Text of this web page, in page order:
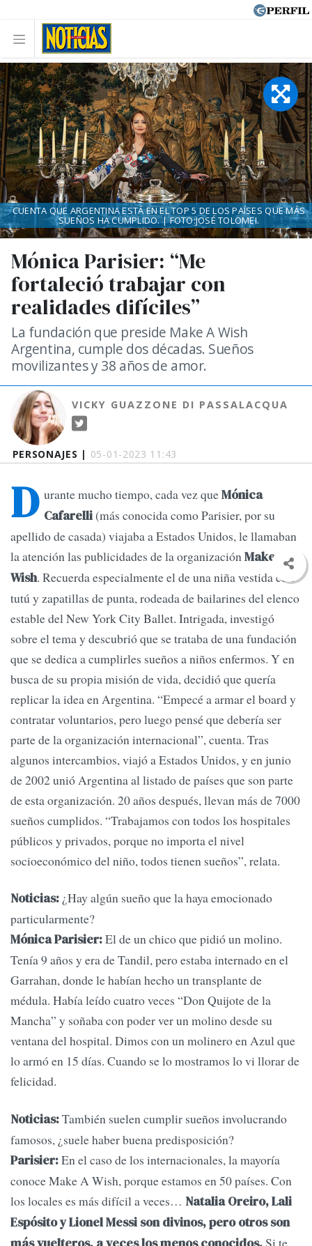
PERSONAJES | 05-01-2023 11:43
Mónica Parisier: “Me
fortaleció trabajar con
realidades difíciles”
La fundación que preside Make A Wish
Argentina, cumple dos décadas. Sueños
movilizantes y 38 años de amor.
VICKY GUAZZONE DI PASSALACQUA
CUENTA QUE ARGENTINA ESTÁ EN EL TOP 5 DE LOS PAÍSES QUE MÁS
SUEÑOS HA CUMPLIDO. | FOTO:JOSÉ TOLOMEI.
D urante mucho tiempo, cada vez queMónica
Cafarelli(más conocida como Parisier, por su
apellido de casada) viajaba a Estados Unidos, le llamaban
la atención las publicidades de la organizaciónMake A
Wish. Recuerda especialmente el de una niña vestida con
tutú y zapatillas de punta, rodeada de bailarines del elenco
estable del New York City Ballet. Intrigada, investigó
sobre el tema y descubrió que se trataba de una fundación
que se dedica a cumplirles sueños a niños enfermos. Y en
busca de su propia misión de vida, decidió que quería
replicar la idea en Argentina. “Empecé a armar el board y
contratar voluntarios, pero luego pensé que debería ser
parte de la organización internacional”, cuenta. Tras
algunos intercambios, viajó a Estados Unidos, y en junio
de 2002 unió Argentina al listado de países que son parte
de esta organización. 20 años después, llevan más de 7000
sueños cumplidos. “Trabajamos con todos los hospitales
públicos y privados, porque no importa el nivel
socioeconómico del niño, todos tienen sueños”, relata.
Noticias: ¿Hay algún sueño que la haya emocionado
particularmente?
Mónica Parisier:El de un chico que pidió un molino.
Tenía 9 años y era de Tandil, pero estaba internado en el
Garrahan, donde le habían hecho un transplante de
médula. Había leído cuatro veces “Don Quijote de la
Mancha” y soñaba con poder ver un molino desde su
ventana del hospital. Dimos con un molinero en Azul que
lo armó en 15 días. Cuando se lo mostramos lo vi llorar de
felicidad.
Noticias:También suelen cumplir sueños involucrando
famosos, ¿suele haber buena predisposición?
Parisier:En el caso de los internacionales, la mayoría
conoce Make A Wish, porque estamos en 50 países. Con
los locales es más difícil a veces… Natalia Oreiro, Lali
Espósito y Lionel Messi son divinos, pero otros son
Si te